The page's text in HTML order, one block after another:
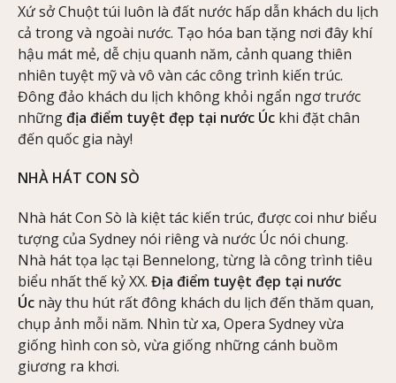
Xứ sở Chuột túi luôn là đất nước hấp dẫn khách du lịch
cả trong và ngoài nước. Tạo hóa ban tặng nơi đây khí
hậu mát mẻ, dễ chịu quanh năm, cảnh quang thiên
nhiên tuyệt mỹ và vô vàn các công trình kiến trúc.
Đông đảo khách du lịch không khỏi ngẩn ngơ trước
nhữngđịa điểm tuyệt đẹp tại nước Úc khi đặt chân
đến quốc gia này!
NHÀ HÁT CON SÒ
Nhà hát Con Sò là kiệt tác kiến trúc, được coi như biểu
tượng của Sydney nói riêng và nước Úc nói chung.
Nhà hát tọa lạc tại Bennelong, từng là công trình tiêu
biểu nhất thế kỷ XX. Địa điểm tuyệt đẹp tại nước
Úc này thu hút rất đông khách du lịch đến thăm quan,
chụp ảnh mỗi năm. Nhìn từ xa, Opera Sydney vừa
giống hình con sò, vừa giống những cánh buồm
giương ra khơi.